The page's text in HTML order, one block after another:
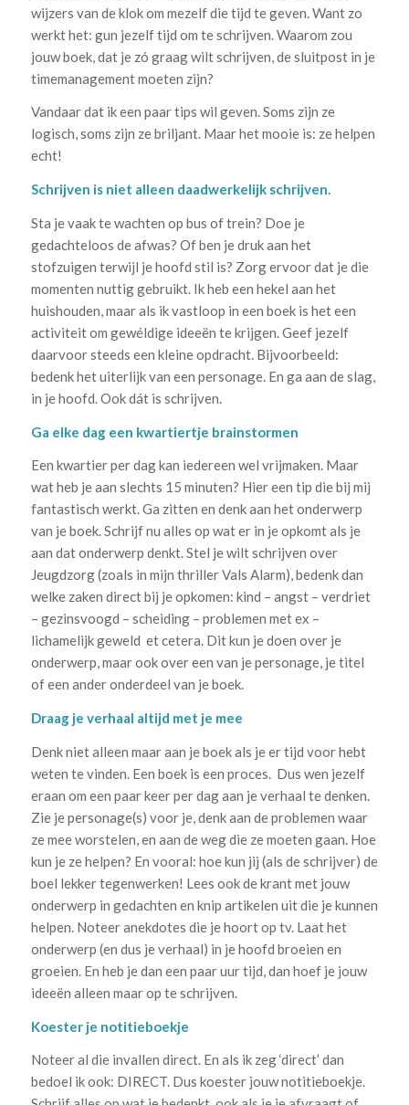
wijzers van de klok om mezelf die tijd te geven. Want zo
werkt het: gun jezelf tijd om te schrijven. Waarom zou
jouw boek, dat je zó graag wilt schrijven, de sluitpost in je
timemanagement moeten zijn?
Vandaar dat ik een paar tips wil geven. Soms zijn ze
logisch, soms zijn ze briljant. Maar het mooie is: ze helpen
echt!
Schrijven is niet alleen daadwerkelijk schrijven.
Sta je vaak te wachten op bus of trein? Doe je
gedachteloos de afwas? Of ben je druk aan het
stofzuigen terwijl je hoofd stil is? Zorg ervoor dat je die
momenten nuttig gebruikt. Ik heb een hekel aan het
huishouden, maar als ik vastloop in een boek is het een
activiteit om gewéldige ideeën te krijgen. Geef jezelf
daarvoor steeds een kleine opdracht. Bijvoorbeeld:
bedenk het uiterlijk van een personage. En ga aan de slag,
in je hoofd. Ook dát is schrijven.
Ga elke dag een kwartiertje brainstormen
Een kwartier per dag kan iedereen wel vrijmaken. Maar
wat heb je aan slechts 15 minuten? Hier een tip die bij mij
fantastisch werkt. Ga zitten en denk aan het onderwerp
van je boek. Schrijf nu alles op wat er in je opkomt als je
aan dat onderwerp denkt. Stel je wilt schrijven over
Jeugdzorg (zoals in mijn thriller Vals Alarm), bedenk dan
welke zaken direct bij je opkomen: kind – angst – verdriet
– gezinsvoogd – scheiding – problemen met ex –
lichamelijk geweld et cetera. Dit kun je doen over je
onderwerp, maar ook over een van je personage, je titel
of een ander onderdeel van je boek.
Draag je verhaal altijd met je mee
Denk niet alleen maar aan je boek als je er tijd voor hebt
weten te vinden. Een boek is een proces. Dus wen jezelf
eraan om een paar keer per dag aan je verhaal te denken.
Zie je personage(s) voor je, denk aan de problemen waar
ze mee worstelen, en aan de weg die ze moeten gaan. Hoe
kun je ze helpen? En vooral: hoe kun jij (als de schrijver) de
boel lekker tegenwerken! Lees ook de krant met jouw
onderwerp in gedachten en knip artikelen uit die je kunnen
helpen. Noteer anekdotes die je hoort op tv. Laat het
onderwerp (en dus je verhaal) in je hoofd broeien en
groeien. En heb je dan een paar uur tijd, dan hoef je jouw
ideeën alleen maar op te schrijven.
Koester je notitieboekje
Noteer al die invallen direct. En als ik zeg ‘direct’ dan
bedoel ik ook: DIRECT. Dus koester jouw notitieboekje.